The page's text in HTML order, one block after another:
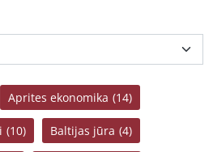
Aprites ekonomika (14)
(10) Baltijas jūra (4)